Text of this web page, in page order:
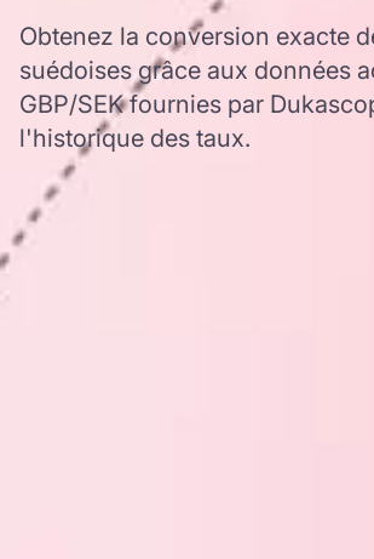
Obtenez la conversion exacte
suédoises grâce aux données
GBP/SEK fournies par
l'historique des taux.